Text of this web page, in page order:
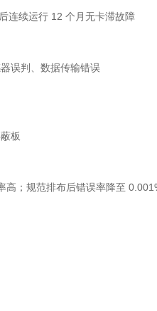
连续运行 12 个月无卡滞故障
误判、数据传输错误
板
；规范排布后错误率降至